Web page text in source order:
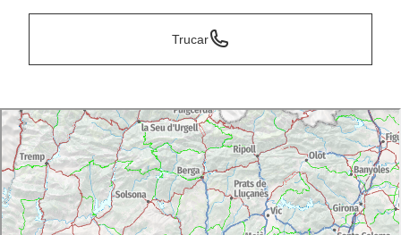
Trucar